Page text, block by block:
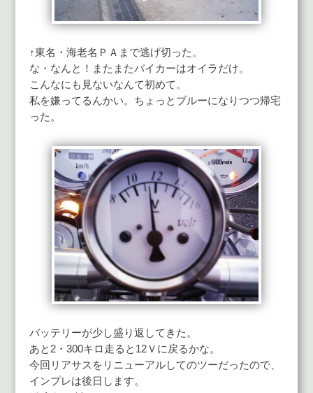
↑東名・海老名ＰＡまで逃げ切った。
な・なんと！またまたバイカーはオイラだけ。
こんなにも見ないなんて初めて。
私を嫌ってるんかい。ちょっとブルーになりつつ帰宅
った。
バッテリーが少し盛り返してきた。
あと2・300キロ走ると12Ｖに戻るかな。
今回リアサスをリニューアルしてのツーだったので、
インプレは後日します。